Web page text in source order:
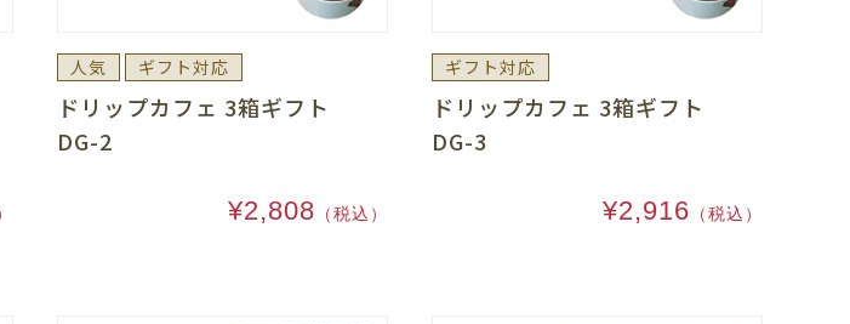
人気 ギフト対応
ドリップカフェ 3箱ギフト
DG-2
¥2,808 （税込）
ギフト対応
ドリップカフェ 3箱ギフト
DG-3
¥2,916 （税込）